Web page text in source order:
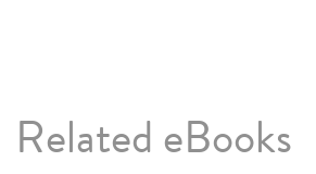
Related eBooks